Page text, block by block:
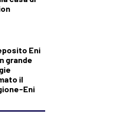
Eni
grande
il
Eni